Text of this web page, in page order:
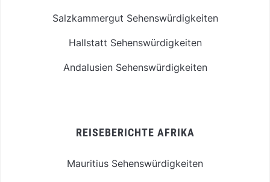
Salzkammergut Sehenswürdigkeiten
Hallstatt Sehenswürdigkeiten
Andalusien Sehenswürdigkeiten
REISEBERICHTE AFRIKA
Mauritius Sehenswürdigkeiten